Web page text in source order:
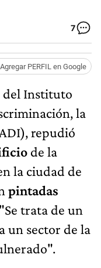
7
Agregar PERFIL en Google
Instituto
la
repudió
de la
la ciudad de
pintadas
trata de un
un sector de la